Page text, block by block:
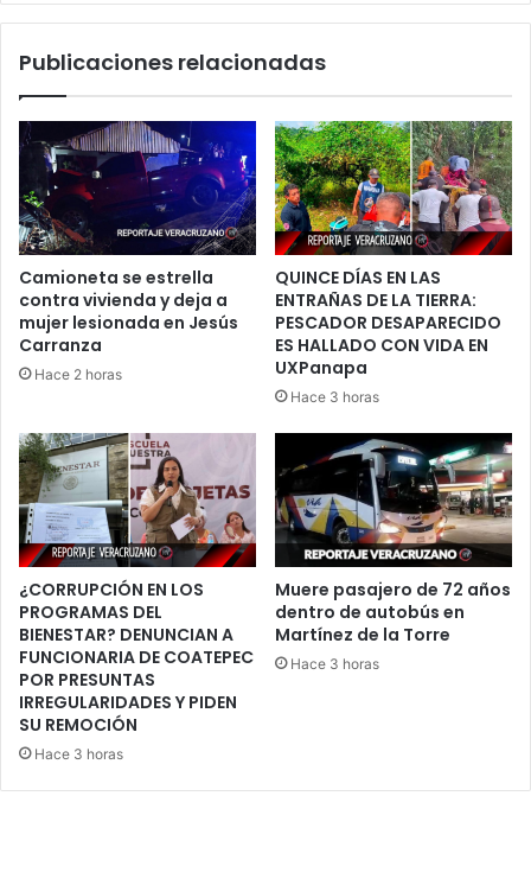
posible
criminal
Publicaciones relacionadas
Camioneta se estrella
contra vivienda y deja a
mujer lesionada en Jesús
Carranza
Hace 2 horas
QUINCE DÍAS EN LAS
ENTRAÑAS DE LA TIERRA:
PESCADOR DESAPARECIDO
ES HALLADO CON VIDA EN
UXPanapa
Hace 3 horas
¿CORRUPCIÓN EN LOS
PROGRAMAS DEL
BIENESTAR? DENUNCIAN A
FUNCIONARIA DE COATEPEC
POR PRESUNTAS
IRREGULARIDADES Y PIDEN
SU REMOCIÓN
Hace 3 horas
Muere pasajero de 72 años
dentro de autobús en
Martínez de la Torre
Hace 3 horas